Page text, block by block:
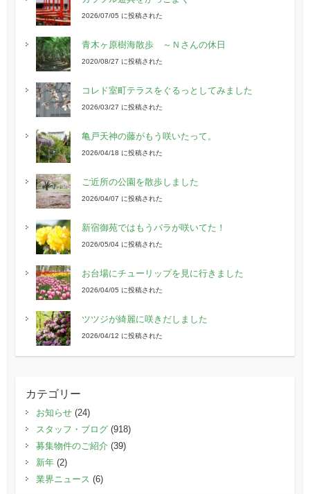
2026/07/05 に投稿された
青木ヶ原樹海散歩 ～Ｎさんの休日
2020/08/27 に投稿された
コレド室町テラスをぐるっとしてみました
2026/03/27 に投稿された
亀戸天神の藤がもう咲いたって。
2026/04/18 に投稿された
ご近所の公園を散歩しました
2026/04/07 に投稿された
新宿御苑ではもうバラが咲いてた！
2026/05/04 に投稿された
お台場にチューリップを見に行きました
2026/04/05 に投稿された
ツツジが綺麗に咲きだしました
2026/04/12 に投稿された
カテゴリー
お知らせ(24)
スタッフ・ブログ(918)
募集物件のご紹介 (39)
新年(2)
業界ニュース (6)